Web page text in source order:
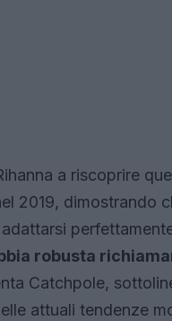
a riscoprire
2019, dimostrando
robusta
Catchpole,
attuali tendenze